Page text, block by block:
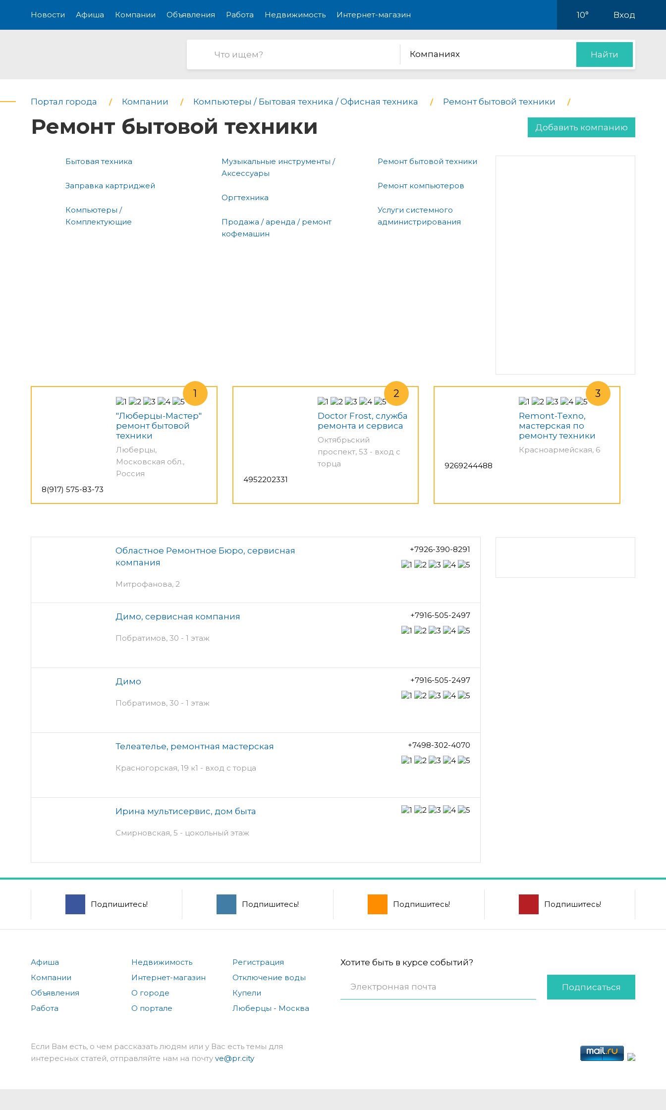
Новости Афиша Компании Объявления Работа Недвижимость Интернет-магазин 10° Вход
Компаниях Найти
Портал города Компании Компьютеры / Бытовая техника / Офисная техника Ремонт бытовой техники
Ремонт бытовой техники Добавить компанию
Бытовая техника
Заправка картриджей
Компьютеры /
Комплектующие
Музыкальные инструменты /
Аксессуары
Оргтехника
Продажа / аренда / ремонт
кофемашин
Ремонт бытовой техники
Ремонт компьютеров
Услуги системного
администрирования
"Люберцы-Мастер"
ремонт бытовой
техники
Люберцы,
Московская обл.,
Россия
8(917) 575-83-73
Doctor Frost, служба
ремонта и сервиса
Октябрьский
проспект, 53 - вход с
торца
4952202331
Remont-Texno,
мастерская по
ремонту техники
Красноармейская, 6
9269244488
Областное Ремонтное Бюро, сервисная
компания
Митрофанова, 2
+7926-390-8291
Димо, сервисная компания
Побратимов, 30 - 1 этаж
+7916-505-2497
Димо
Побратимов, 30 - 1 этаж
+7916-505-2497
Телеателье, ремонтная мастерская
Красногорская, 19 к1 - вход с торца
+7498-302-4070
Ирина мультисервис, дом быта
Смирновская, 5 - цокольный этаж
Подпишитесь! Подпишитесь! Подпишитесь! Подпишитесь!
Афиша
Компании
Объявления
Работа
Недвижимость
Интернет-магазин
О городе
О портале
Регистрация
Отключение воды
Купели
Люберцы - Москва
Хотите быть в курсе событий?
Подписаться
Если Вам есть, о чем рассказать людям или у Вас есть темы для
интересных статей, отправляйте нам на почту ve@pr.city